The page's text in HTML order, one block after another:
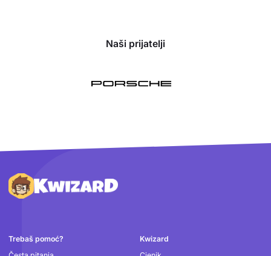
Naši prijatelji
Podnožje
Trebaš pomoć?
Kwizard